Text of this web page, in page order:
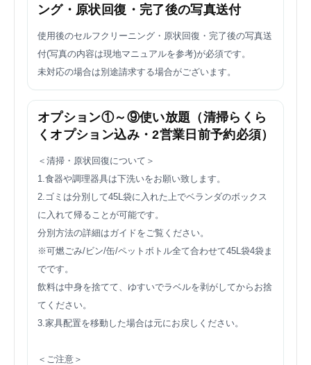
ング・原状回復・完了後の写真送付
使用後のセルフクリーニング・原状回復・完了後の写真送
付(写真の内容は現地マニュアルを参考)が必須です。
未対応の場合は別途請求する場合がございます。
オプション①～⑨使い放題（清掃らくら
くオプション込み・2営業日前予約必須）
＜清掃・原状回復について＞
1.食器や調理器具は下洗いをお願い致します。
2.ゴミは分別して45L袋に入れた上でベランダのボックス
に入れて帰ることが可能です。
分別方法の詳細はガイドをご覧ください。
※可燃ごみ/ビン/缶/ペットボトル全て合わせて45L袋4袋ま
でです。
飲料は中身を捨てて、ゆすいでラベルを剥がしてからお捨
てください。
3.家具配置を移動した場合は元にお戻しください。
＜ご注意＞